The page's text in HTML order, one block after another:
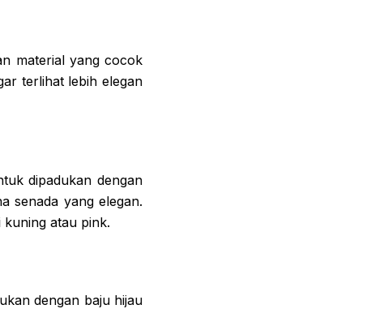
material yang cocok
terlihat lebih elegan
dipadukan dengan
senada yang elegan.
atau pink.
dengan baju hijau